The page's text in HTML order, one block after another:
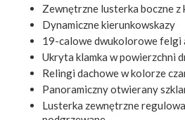
Zewnętrzne lusterka boczne z
Dynamiczne kierunkowskazy
19-calowe dwukolorowe felgi
Ukryta klamka w powierzchni
Relingi dachowe w kolorze
Panoramiczny otwierany
Lusterka zewnętrzne